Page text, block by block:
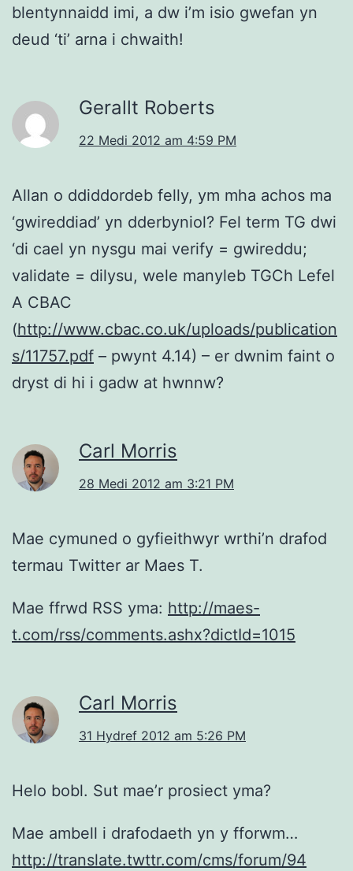
blentynnaidd imi, a dw i’m isio gwefan yn
deud ‘ti’ arna i chwaith!
Gerallt Roberts
22 Medi 2012 am 4:59 PM
Allan o ddiddordeb felly, ym mha achos ma
‘gwireddiad’ yn dderbyniol? Fel term TG dwi
‘di cael yn nysgu mai verify = gwireddu;
validate = dilysu, wele manyleb TGCh Lefel
A CBAC
(http://www.cbac.co.uk/uploads/publication
s/11757.pdf – pwynt 4.14) – er dwnim faint o
dryst di hi i gadw at hwnnw?
Carl Morris
28 Medi 2012 am 3:21 PM
Mae cymuned o gyfieithwyr wrthi’n drafod
termau Twitter ar Maes T.
Mae ffrwd RSS yma: http://maes-
t.com/rss/comments.ashx?dictId=1015
Carl Morris
31 Hydref 2012 am 5:26 PM
Helo bobl. Sut mae’r prosiect yma?
Mae ambell i drafodaeth yn y fforwm…
http://translate.twttr.com/cms/forum/94